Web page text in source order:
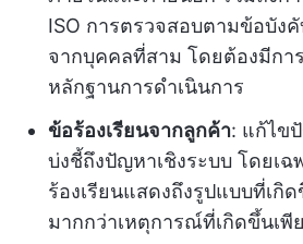
ISO การตรวจสอบตามข้อบัง
จากบุคคลที่สาม โดยต้องมีกา
หลักฐานการดำเนินการ
ข้อร้องเรียนจากลูกค้า: แก้ไข
บ่งชี้ถึงปัญหาเชิงระบบ โดยเฉ
ร้องเรียนแสดงถึงรูปแบบที่เกิ
มากกว่าเหตุการณ์ที่เกิดขึ้นเพี